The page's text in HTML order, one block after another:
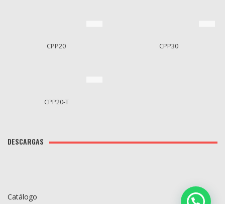
CPP20 CPP30
CPP20-T
DESCARGAS
Catálogo